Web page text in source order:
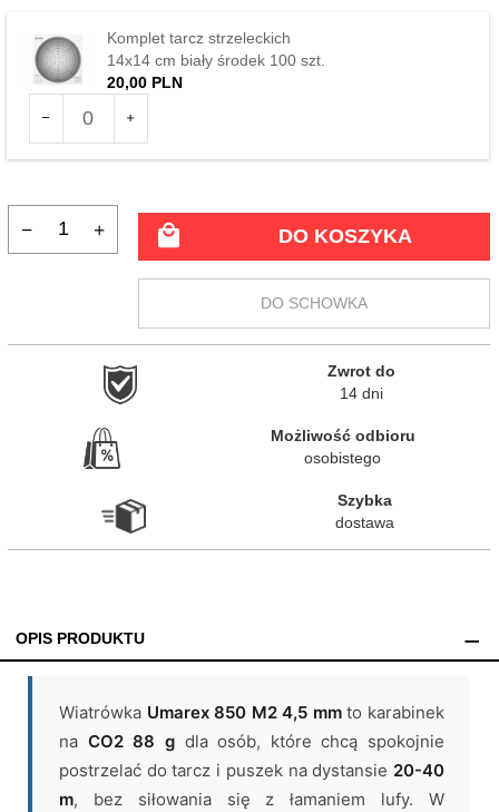
Komplet tarcz strzeleckich
14x14 cm biały środek 100 szt.
20,00 PLN
produktu
DO KOSZYKA
DO SCHOWKA
Zwrot do
14 dni
Możliwość odbioru
osobistego
Szybka
dostawa
OPIS PRODUKTU
Wiatrówka Umarex 850 M2 4,5 mmto karabinek
na CO2 88 gdla osób, które chcą spokojnie
postrzelać do tarcz i puszek na dystansie 20-40
m, bez siłowania się z łamaniem lufy. W